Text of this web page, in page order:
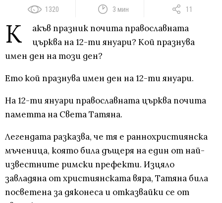
1320 3 мин 11
К
акъв празник почита православната
църква на 12-ти януари? Кой празнува
имен ден на този ден?
Ето кой празнува имен ден на 12-ти януари.
На 12-ти януари православната църква почита
паметта на Света Татяна.
Легендата разказва, че тя е раннохристиянска
мъченица, която била дъщеря на един от най-
известните римски префекти. Изцяло
завладяна от християнската вяра, Татяна била
посветена за дяконеса и отказвайки се от